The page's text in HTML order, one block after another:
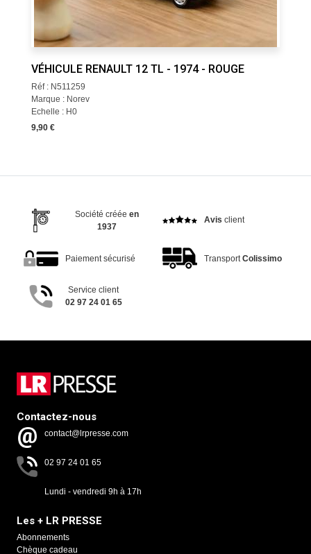
VÉHICULE RENAULT 12 TL - 1974 - ROUGE
Réf : N511259
Marque : Norev
Echelle : H0
9,90 €
Société créée en
1937
Avis client
Paiement sécurisé Transport Colissimo
Service client
02 97 24 01 65
Contactez-nous
contact@lrpresse.com
02 97 24 01 65
Lundi - vendredi 9h à 17h
Les + LR PRESSE
Abonnements
Chèque cadeau